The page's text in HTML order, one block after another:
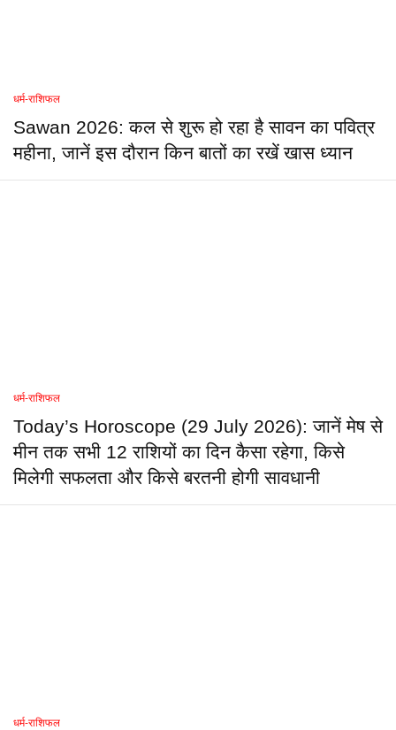
धर्म-राशिफल
Sawan 2026: कल से शुरू हो रहा है सावन का पवित्र
महीना, जानें इस दौरान किन बातों का रखें खास ध्यान
धर्म-राशिफल
Today’s Horoscope (29 July 2026): जानें मेष से
मीन तक सभी 12 राशियों का दिन कैसा रहेगा, किसे
मिलेगी सफलता और किसे बरतनी होगी सावधानी
धर्म-राशिफल